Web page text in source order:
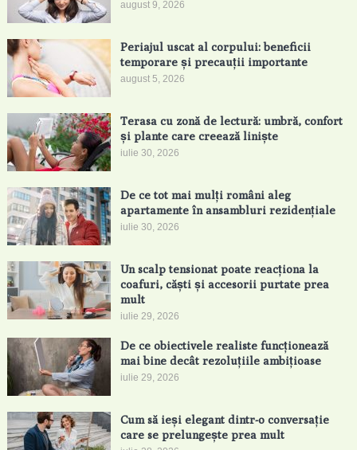
august 9, 2026
Periajul uscat al corpului: beneficii
temporare și precauții importante
august 5, 2026
Terasa cu zonă de lectură: umbră, confort
și plante care creează liniște
iulie 30, 2026
De ce tot mai mulți români aleg
apartamente în ansambluri rezidențiale
iulie 30, 2026
Un scalp tensionat poate reacționa la
coafuri, căști și accesorii purtate prea
mult
iulie 29, 2026
De ce obiectivele realiste funcționează
mai bine decât rezoluțiile ambițioase
iulie 29, 2026
Cum să ieși elegant dintr-o conversație
care se prelungește prea mult